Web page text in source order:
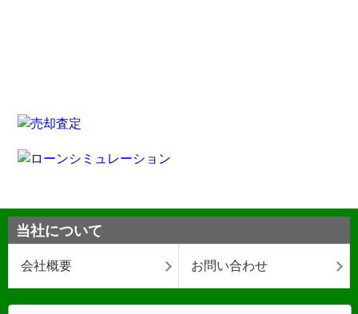
当社について
会社概要 お問い合わせ